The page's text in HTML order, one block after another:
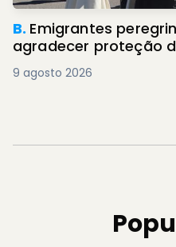
B. Emigrantes
agradecer proteção
9 agosto 2026